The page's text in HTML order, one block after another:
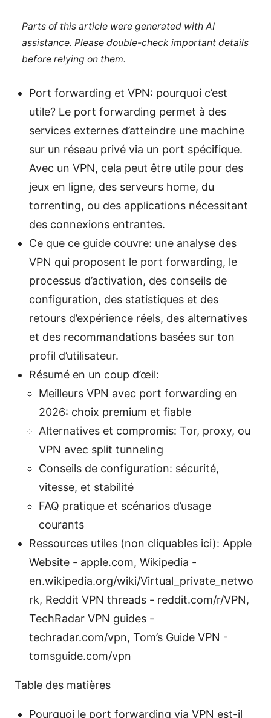
Parts of this article were generated with AI
assistance. Please double-check important details
before relying on them.
Port forwarding et VPN: pourquoi c’est
utile? Le port forwarding permet à des
services externes d’atteindre une machine
sur un réseau privé via un port spécifique.
Avec un VPN, cela peut être utile pour des
jeux en ligne, des serveurs home, du
torrenting, ou des applications nécessitant
des connexions entrantes.
Ce que ce guide couvre: une analyse des
VPN qui proposent le port forwarding, le
processus d’activation, des conseils de
configuration, des statistiques et des
retours d’expérience réels, des alternatives
et des recommandations basées sur ton
profil d’utilisateur.
Résumé en un coup d’œil:
Meilleurs VPN avec port forwarding en
2026: choix premium et fiable
Alternatives et compromis: Tor, proxy, ou
VPN avec split tunneling
Conseils de configuration: sécurité,
vitesse, et stabilité
FAQ pratique et scénarios d’usage
courants
Ressources utiles (non cliquables ici): Apple
Website - apple.com, Wikipedia -
en.wikipedia.org/wiki/Virtual_private_netwo
rk, Reddit VPN threads - reddit.com/r/VPN,
TechRadar VPN guides -
techradar.com/vpn, Tom’s Guide VPN -
tomsguide.com/vpn
Table des matières
Pourquoi le port forwarding via VPN est-il